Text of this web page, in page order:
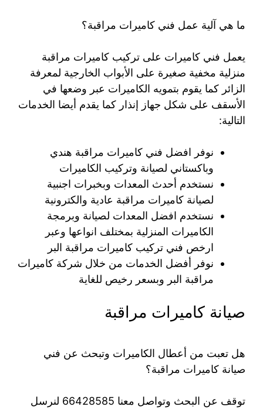
ما هي آلية عمل فني كاميرات مراقبة؟
يعمل فني كاميرات على تركيب كاميرات مراقبة
منزلية مخفية صغيرة على الأبواب الخارجية لمعرفة
الزائر كما يقوم بتمويه الكاميرات عبر وضعها في
الأسقف على شكل جهاز إنذار كما يقدم أيضا الخدمات
التالية:
نوفر افضل فني كاميرات مراقبة هندي
وباكستاني لصيانة وتركيب الكاميرات
نستخدم أحدث المعدات وبخبرات اجنبية
لصيانة كاميرات مراقبة عادية والكترونية
نستخدم افضل المعدات لصيانة وبرمجة
الكاميرات المنزلية بمختلف انواعها وعبر
ارخص فني تركيب كاميرات مراقبة البر
نوفر أفضل الخدمات من خلال شركة كاميرات
مراقبة البر وبسعر رخيص للغاية
صيانة كاميرات مراقبة
هل تعبت من أعطال الكاميرات وتبحث عن فني
صيانة كاميرات مراقبة؟
توقف عن البحث وتواصل معنا 66428585 لنرسل